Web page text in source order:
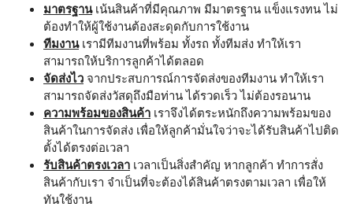
มาตรฐานเน้นสินค้าที่มีคุณภาพ มีมาตรฐาน แข็งแรงทน ไม่
ต้องทำให้ผู้ใช้งานต้องสะดุดกับการใช้งาน
ทีมงานเรามีทีมงานที่พร้อม ทั้งรถ ทั้งทีมส่ง ทำให้เรา
สามารถให้บริการลูกค้าได้ตลอด
จัดส่งไว จากประสบการณ์การจัดส่งของทีมงาน ทำให้เรา
สามารถจัดส่งวัสดุถึงมือท่าน ได้รวดเร็ว ไม่ต้องรอนาน
ความพร้อมของสินค้า เราจึงได้ตระหนักถึงความพร้อมของ
สินค้าในการจัดส่ง เพื่อให้ลูกค้ามั่นใจว่าจะได้รับสินค้าไปติด
ตั้งได้ตรงต่อเวลา
รับสินค้าตรงเวลา เวลาเป็นสิ่งสำคัญ หากลูกค้า ทำการสั่ง
สินค้ากับเรา จำเป็นที่จะต้องได้สินค้าตรงตามเวลา เพื่อให้
ทันใช้งาน